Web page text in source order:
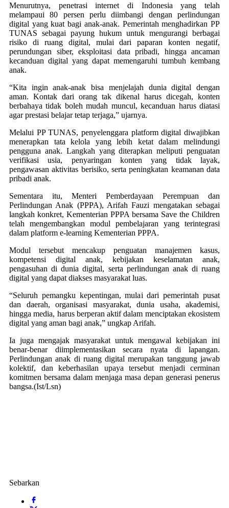
Menurutnya, penetrasi internet di Indonesia yang telah
melampaui 80 persen perlu diimbangi dengan perlindungan
digital yang kuat bagi anak-anak. Pemerintah menghadirkan PP
TUNAS sebagai payung hukum untuk mengurangi berbagai
risiko di ruang digital, mulai dari paparan konten negatif,
perundungan siber, eksploitasi data pribadi, hingga ancaman
kecanduan digital yang dapat memengaruhi tumbuh kembang
anak.
“Kita ingin anak-anak bisa menjelajah dunia digital dengan
aman. Kontak dari orang tak dikenal harus dicegah, konten
berbahaya tidak boleh mudah muncul, kecanduan harus diatasi
agar prestasi belajar tetap terjaga,” ujarnya.
Melalui PP TUNAS, penyelenggara platform digital diwajibkan
menerapkan tata kelola yang lebih ketat dalam melindungi
pengguna anak. Langkah yang diterapkan meliputi penguatan
verifikasi usia, penyaringan konten yang tidak layak,
pengawasan aktivitas berisiko, serta peningkatan keamanan data
pribadi anak.
Sementara itu, Menteri Pemberdayaan Perempuan dan
Perlindungan Anak (PPPA), Arifah Fauzi mengatakan sebagai
langkah konkret, Kementerian PPPA bersama Save the Children
telah mengembangkan modul pembelajaran yang terintegrasi
dalam platform e-learning Kementerian PPPA.
Modul tersebut mencakup penguatan manajemen kasus,
kompetensi digital anak, kebijakan keselamatan anak,
pengasuhan di dunia digital, serta perlindungan anak di ruang
digital yang dapat diakses masyarakat luas.
“Seluruh pemangku kepentingan, mulai dari pemerintah pusat
dan daerah, organisasi masyarakat, dunia usaha, akademisi,
hingga media, harus berperan aktif dalam menciptakan ekosistem
digital yang aman bagi anak,” ungkap Arifah.
Ia juga mengajak masyarakat untuk mengawal kebijakan ini
benar-benar diimplementasikan secara nyata di lapangan.
Perlindungan anak di ruang digital merupakan tanggung jawab
kolektif, dan keberhasilan upaya tersebut menjadi cerminan
komitmen bersama dalam menjaga masa depan generasi penerus
bangsa.(Ist/Lsn)
Sebarkan